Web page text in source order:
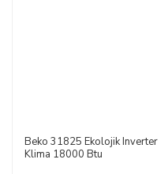
Beko 31825 Ekolojik Inverter
Klima 18000 Btu